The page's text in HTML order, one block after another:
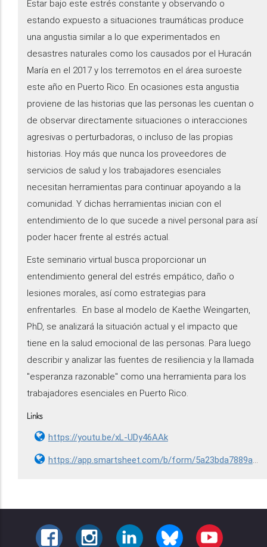
Estar bajo este estrés constante y observando o
estando expuesto a situaciones traumáticas produce
una angustia similar a lo que experimentados en
desastres naturales como los causados por el Huracán
María en el 2017 y los terremotos en el área suroeste
este año en Puerto Rico. En ocasiones esta angustia
proviene de las historias que las personas les cuentan o
de observar directamente situaciones o interacciones
agresivas o perturbadoras, o incluso de las propias
historias. Hoy más que nunca los proveedores de
servicios de salud y los trabajadores esenciales
necesitan herramientas para continuar apoyando a la
comunidad. Y dichas herramientas inician con el
entendimiento de lo que sucede a nivel personal para así
poder hacer frente al estrés actual.
Este seminario virtual busca proporcionar un
entendimiento general del estrés empático, daño o
lesiones morales, así como estrategias para
enfrentarles. En base al modelo de Kaethe Weingarten,
PhD, se analizará la situación actual y el impacto que
tiene en la salud emocional de las personas. Para luego
describir y analizar las fuentes de resiliencia y la llamada
"esperanza razonable" como una herramienta para los
trabajadores esenciales en Puerto Rico.
Links
https://youtu.be/xL-UDy46AAk
https://app.smartsheet.com/b/form/5a23bda7889a410bb3e5dcb5235cd053
FACEBOOKINSTAGRAMLINKEDINBLUESKY YOUTUBE